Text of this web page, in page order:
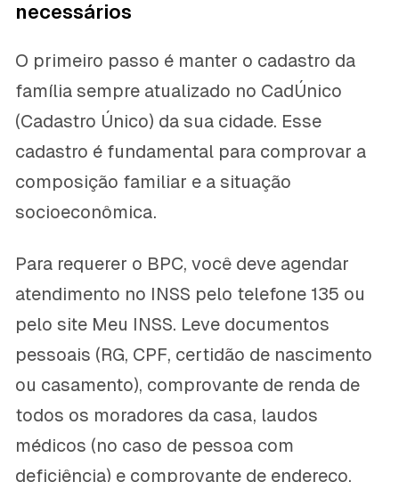
necessários
O primeiro passo é manter o cadastro da
família sempre atualizado no CadÚnico
(Cadastro Único) da sua cidade. Esse
cadastro é fundamental para comprovar a
composição familiar e a situação
socioeconômica.
Para requerer o BPC, você deve agendar
atendimento no INSS pelo telefone 135 ou
pelo site Meu INSS. Leve documentos
pessoais (RG, CPF, certidão de nascimento
ou casamento), comprovante de renda de
todos os moradores da casa, laudos
médicos (no caso de pessoa com
deficiência) e comprovante de endereço.